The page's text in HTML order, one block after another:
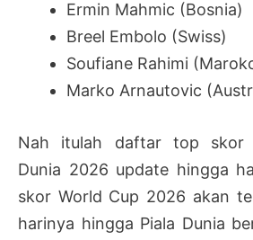
Ermin Mahmic (Bosnia)
Breel Embolo (Swiss)
Soufiane Rahimi
Marko Arnautovic
Nah itulah daftar top skor
Dunia 2026 update hingga
skor World Cup 2026 akan
harinya hingga Piala Dunia